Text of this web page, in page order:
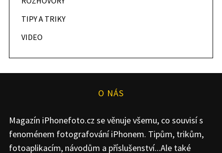
TIPY A TRIKY
VIDEO
O NÁS
Magazín iPhonefoto.cz se věnuje všemu, co souvisí s
fenoménem fotografování iPhonem. Tipům, trikům,
fotoaplikacím, návodům a příslušenství...Ale také